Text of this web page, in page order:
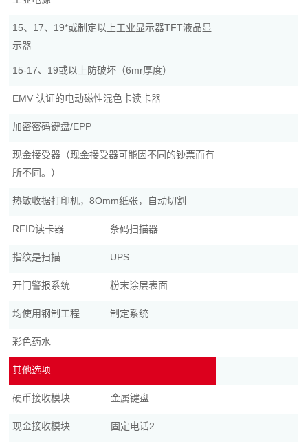
15、17、19*或制定以上工业显示器TFT液晶显
示器
15-17、19或以上防破坏（6mr厚度）
EMV 认证的电动磁性混色卡读卡器
加密密码键盘/EPP
现金接受器（现金接受器可能因不同的钞票而有
所不同。）
热敏收据打印机，8Omm纸张，自动切割
RFID读卡器 条码扫描器
指纹是扫描 UPS
开门警报系统 粉末涂层表面
均使用钢制工程 制定系统
彩色药水
其他选项
硬币接收模块 金属键盘
现金接收模块 固定电话2